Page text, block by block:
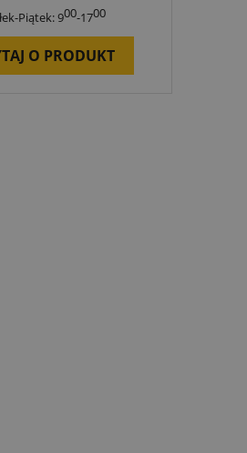
Piątek: 900-1700
O PRODUKT